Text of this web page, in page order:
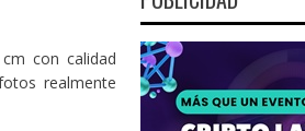
con calidad
realmente